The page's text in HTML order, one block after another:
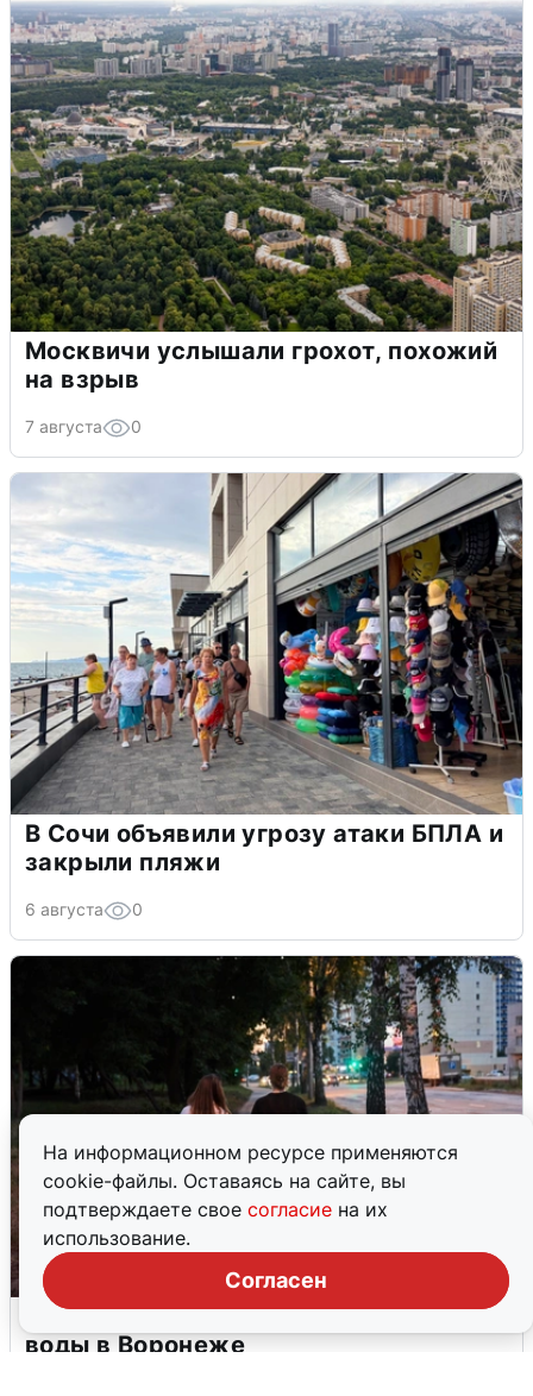
На информационном ресурсе применяются
cookie-файлы. Оставаясь на сайте, вы
подтверждаете свое согласие на их
использование.
Согласен
Москвичи услышали грохот, похожий
на взрыв
7 августа 0
В Сочи объявили угрозу атаки БПЛА и
закрыли пляжи
6 августа 0
Опубликована карта отключений
воды в Воронеже